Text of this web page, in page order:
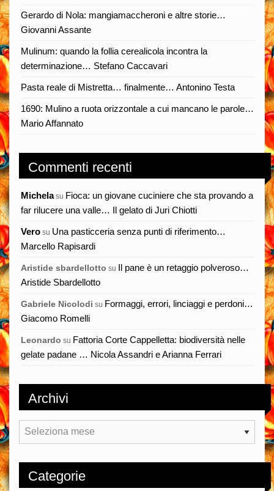
Gerardo di Nola: mangiamaccheroni e altre storie…
Giovanni Assante
Mulinum: quando la follia cerealicola incontra la
determinazione… Stefano Caccavari
Pasta reale di Mistretta… finalmente… Antonino Testa
1690: Mulino a ruota orizzontale a cui mancano le parole…
Mario Affannato
Commenti recenti
Michelasu Fioca: un giovane cuciniere che sta provando a
far rilucere una valle… Il gelato di Juri Chiotti
Vero su Una pasticceria senza punti di riferimento…
Marcello Rapisardi
Aristide sbardellotto su Il pane è un retaggio polveroso…
Aristide Sbardellotto
Gabriele Nicolodi su Formaggi, errori, linciaggi e perdoni…
Giacomo Romelli
Leonardo su Fattoria Corte Cappelletta: biodiversità nelle
gelate padane … Nicola Assandri e Arianna Ferrari
Archivi
Archivi
Categorie